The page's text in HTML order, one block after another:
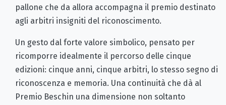
pallone che da allora accompagna il premio destinato
agli arbitri insigniti del riconoscimento.
Un gesto dal forte valore simbolico, pensato per
ricomporre idealmente il percorso delle cinque
edizioni: cinque anni, cinque arbitri, lo stesso segno di
riconoscenza e memoria. Una continuità che dà al
Premio Beschin una dimensione non soltanto